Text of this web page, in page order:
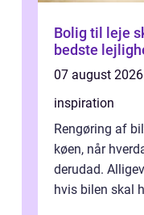
Bolig til leje skive sådan
bedste
07 august 2026
inspiration
Rengøring af
køen, når
derudad.
hvis bilen skal